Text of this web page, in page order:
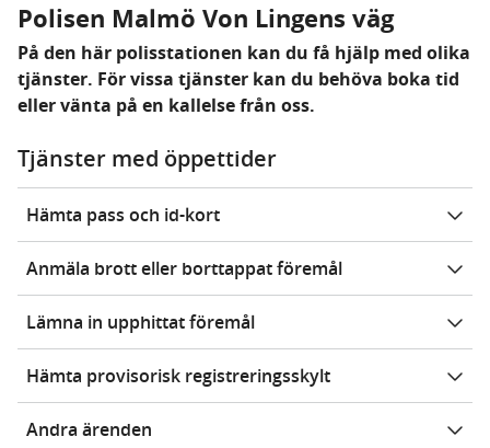
Polisen Malmö Von Lingens väg
På den här polisstationen kan du få hjälp med olika
tjänster. För vissa tjänster kan du behöva boka tid
eller vänta på en kallelse från oss.
Tjänster med öppettider
Hämta pass och id-kort
Anmäla brott eller borttappat föremål
Lämna in upphittat föremål
Hämta provisorisk registreringsskylt
Andra ärenden